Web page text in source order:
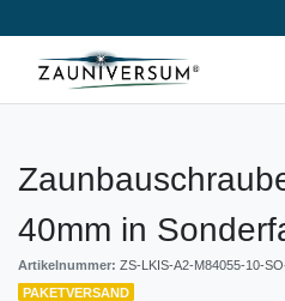
40mm in
Artikelnummer: ZS-LKIS-A2-M84055-10-
PAKETVERSAND